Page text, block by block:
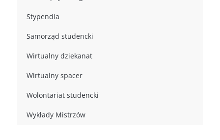
Stypendia
Samorząd studencki
Wirtualny dziekanat
Wirtualny spacer
Wolontariat studencki
Wykłady Mistrzów